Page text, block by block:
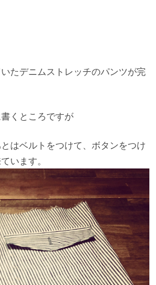
たデニムストレッチのパンツが完
くところですが
はベルトをつけて、ボタンをつけ
います。